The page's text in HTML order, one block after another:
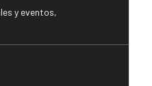
y eventos,